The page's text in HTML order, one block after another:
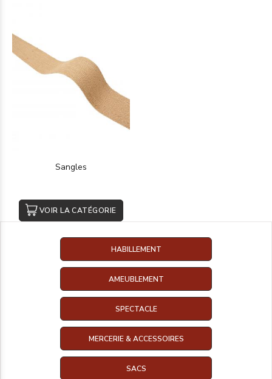
Sangles
VOIR LA CATÉGORIE
HABILLEMENT
AMEUBLEMENT
SPECTACLE
MERCERIE & ACCESSOIRES
SACS